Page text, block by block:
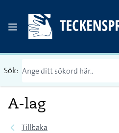
Sök:
A-lag
Tillbaka